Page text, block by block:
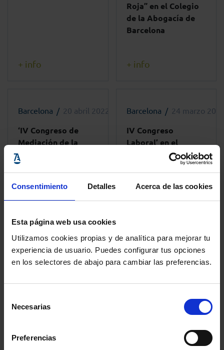
Consentimiento Detalles Acerca de las cookies
Esta página web usa cookies
Utilizamos cookies propias y de analítica para mejorar tu
experiencia de usuario. Puedes configurar tus opciones
en los selectores de abajo para cambiar las preferencias.
Necesarias
Preferencias
+ info
Barcelona 20 abril 2022 - 17:00h
‘IV Congreso de
Mediación de la
Abogacía’
+ info
Roja” en el Colegio
de la Abogacía de
Barcelona
+ info
Barcelona 24 marzo
IV Congreso
Laboral’ en el
Colegio de la
+ info